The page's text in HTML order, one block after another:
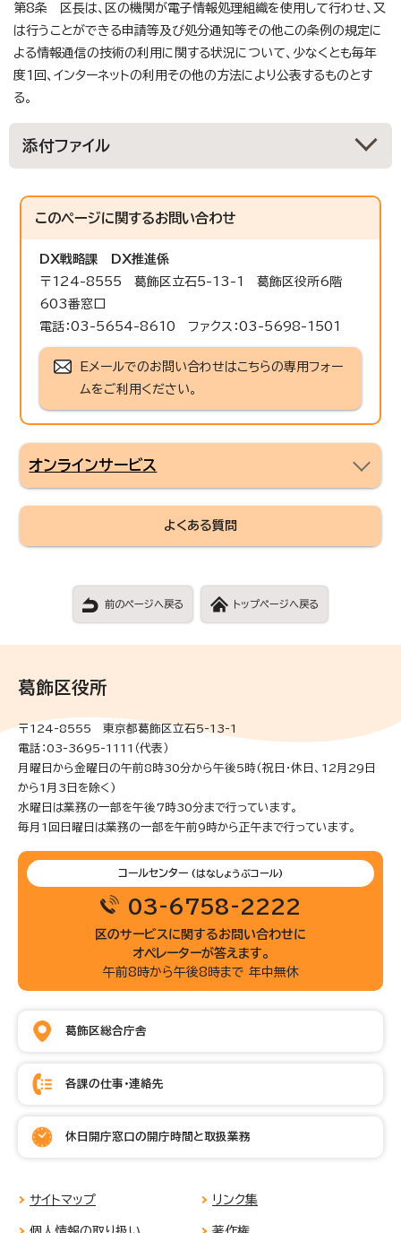
第8条 区長は、区の機関が電子情報処理組織を使用して行わせ、又
は行うことができる申請等及び処分通知等その他この条例の規定に
よる情報通信の技術の利用に関する状況について、少なくとも毎年
度1回、インターネットの利用その他の方法により公表するものとす
る。
添付ファイル
このページに関するお問い合わせ
DX戦略課
DX推進係
〒124-8555 葛飾区立石5-13-1 葛飾区役所6階
603番窓口
電話：03-5654-8610 ファクス：03-5698-1501
Eメールでのお問い合わせはこちらの専用フォー
ムをご利用ください。
オンラインサービス
よくある質問
前のページへ戻る トップページへ戻る
葛飾区役所
〒124-8555 東京都葛飾区立石5-13-1
電話：03-3695-1111（代表）
月曜日から金曜日の午前8時30分から午後5時(祝日・休日、12月29日
から1月3日を除く)
水曜日は業務の一部を午後7時30分まで行っています。
毎月1回日曜日は業務の一部を午前9時から正午まで行っています。
コールセンター (はなしょうぶコール)
03-6758-2222
区のサービスに関するお問い合わせに
オペレーターが答えます。
午前8時から午後8時まで 年中無休
葛飾区総合庁舎
各課の仕事・連絡先
休日開庁窓口の開庁時間と取扱業務
サイトマップ リンク集